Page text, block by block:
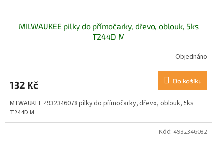
MILWAUKEE pilky do přímočarky, dřevo, oblouk, 5ks
T244D M
Objednáno
132 Kč Do košíku
MILWAUKEE 4932346078 pilky do přímočarky, dřevo, oblouk, 5ks
T244D M
Kód: 4932346082